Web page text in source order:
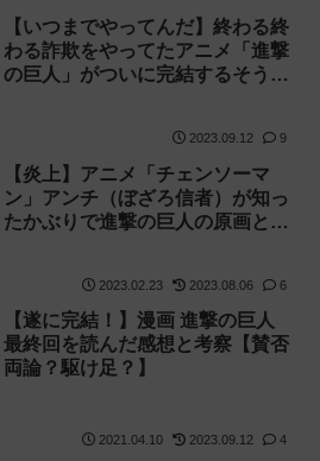
【いつまでやってんだ】終わる終
わる詐欺をやってたアニメ「進撃
の巨人」がついに完結するそうで
2023.09.12 9
【炎上】アニメ「チェンソーマ
ン」アンチ（ぼざろ信者）が知っ
たかぶりで進撃の巨人の原画と
2023.02.23 2023.08.06 6
【遂に完結！】漫画 進撃の巨人
最終回を読んだ感想と考察【賛否
両論？駆け足？】
2021.04.10 2023.09.12 4